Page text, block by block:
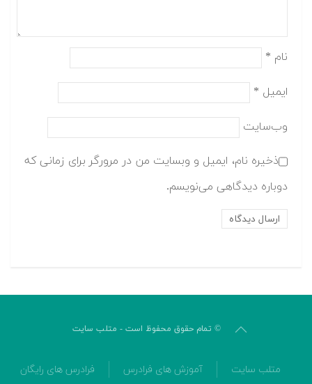
نام *
ایمیل *
وب‌سایت
ذخیره نام، ایمیل و وبسایت من در مرورگر برای زمانی که
دوباره دیدگاهی می‌نویسم.
© تمام حقوق محفوظ است - متلب سایت
متلب سایت آموزش های فرادرس فرادرس های رایگان